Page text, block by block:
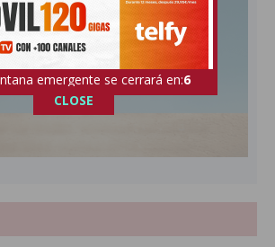
emergente se cerrará en:5
CLOSE